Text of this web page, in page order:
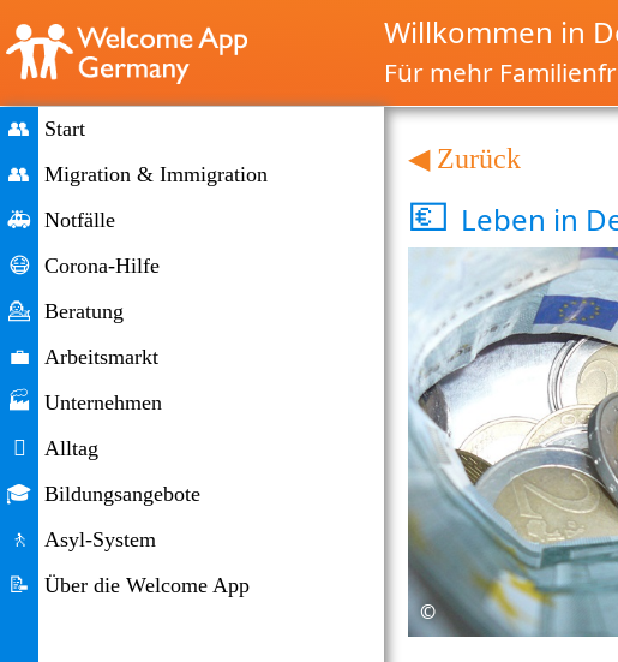
Willkommen in
Für mehr
👥
Start
👥
Migration & Immigration
🚑 Notfälle
😷 Corona-Hilfe
💁 Beratung
💼
Arbeitsmarkt
🏭 Unternehmen

Alltag
🎓 Bildungsangebote
🚶
Asyl-System
📝
Über die Welcome App
◀ Zurück
💶 Leben in
©